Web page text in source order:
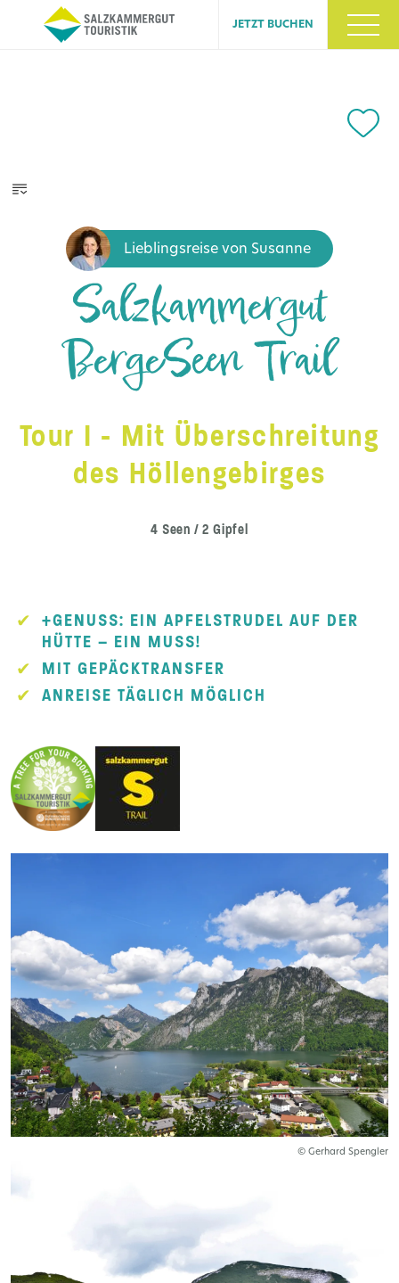
JETZT BUCHEN
Lieblingsreise von Susanne
Salzkammergut
BergeSeen Trail
Tour I - Mit Überschreitung
des Höllengebirges
4 Seen / 2 Gipfel
+GENUSS: EIN APFELSTRUDEL AUF DER
HÜTTE – EIN MUSS!
MIT GEPÄCKTRANSFER
ANREISE TÄGLICH MÖGLICH
© Gerhard Spengler